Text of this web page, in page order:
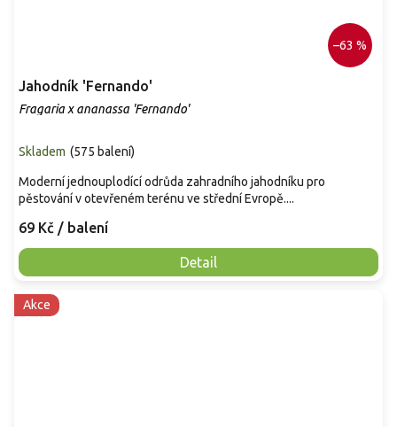
–63 %
Jahodník 'Fernando'
Fragaria x ananassa 'Fernando'
Skladem (575 balení)
69 Kč / balení
Detail
Moderní jednouplodící odrůda zahradního jahodníku pro
pěstování v otevřeném terénu ve střední Evropě....
Akce